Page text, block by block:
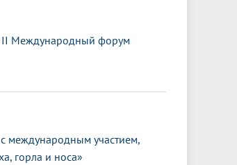
II Международный форум
международным участием,
горла и носа»